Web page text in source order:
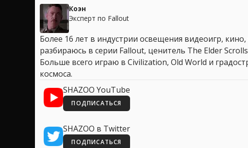
Коэн
Эксперт по Fallout
Более 16 лет в индустрии освещения видеоигр,
разбираюсь в серии Fallout, ценитель The Elder
Больше всего играю в Civilization, Old World и
космоса.
SHAZOO YouTube
ПОДПИСАТЬСЯ
SHAZOO в Twitter
ПОДПИСАТЬСЯ